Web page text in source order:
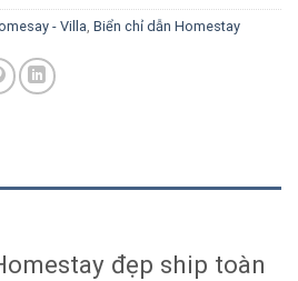
- Villa, Biển chỉ dẫn Homestay
đẹp ship toàn